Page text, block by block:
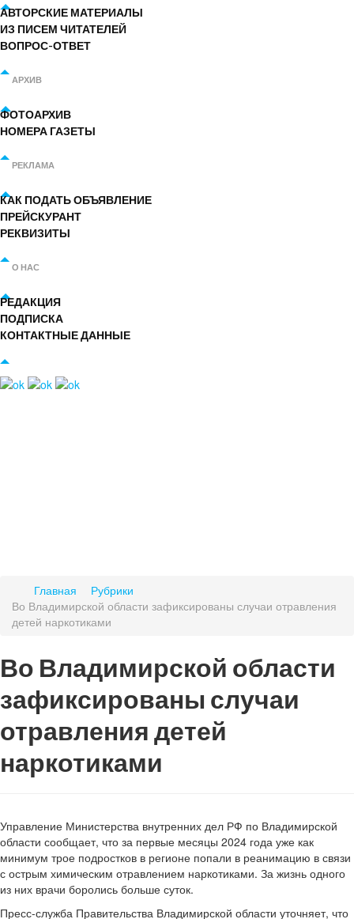
АВТОРСКИЕ МАТЕРИАЛЫ
ИЗ ПИСЕМ ЧИТАТЕЛЕЙ
ВОПРОС-ОТВЕТ
АРХИВ
ФОТОАРХИВ
НОМЕРА ГАЗЕТЫ
РЕКЛАМА
КАК ПОДАТЬ ОБЪЯВЛЕНИЕ
ПРЕЙСКУРАНТ
РЕКВИЗИТЫ
О НАС
РЕДАКЦИЯ
ПОДПИСКА
КОНТАКТНЫЕ ДАННЫЕ
Главная
Рубрики
Во Владимирской области зафиксированы случаи отравления
детей наркотиками
Во Владимирской области
зафиксированы случаи
отравления детей
наркотиками
Управление Министерства внутренних дел РФ по Владимирской
области сообщает, что за первые месяцы 2024 года уже как
минимум трое подростков в регионе попали в реанимацию в связи
с острым химическим отравлением наркотиками. За жизнь одного
из них врачи боролись больше суток.
Пресс-служба Правительства Владимирской области уточняет, что